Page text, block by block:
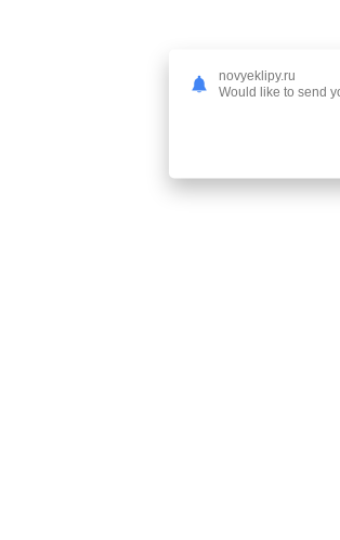
novyeklipy.ru
Would like to send